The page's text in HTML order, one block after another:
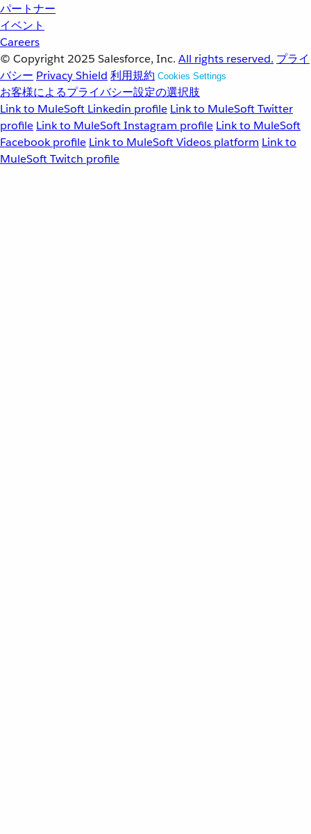
パートナー
イベント
Careers
© Copyright 2025 Salesforce, Inc. All rights reserved. プライ
バシー Privacy Shield 利用規約 Cookies Settings
お客様によるプライバシー設定の選択肢
Link to MuleSoft Linkedin profile Link to MuleSoft Twitter
profile Link to MuleSoft Instagram profile Link to MuleSoft
Facebook profile Link to MuleSoft Videos platform Link to
MuleSoft Twitch profile